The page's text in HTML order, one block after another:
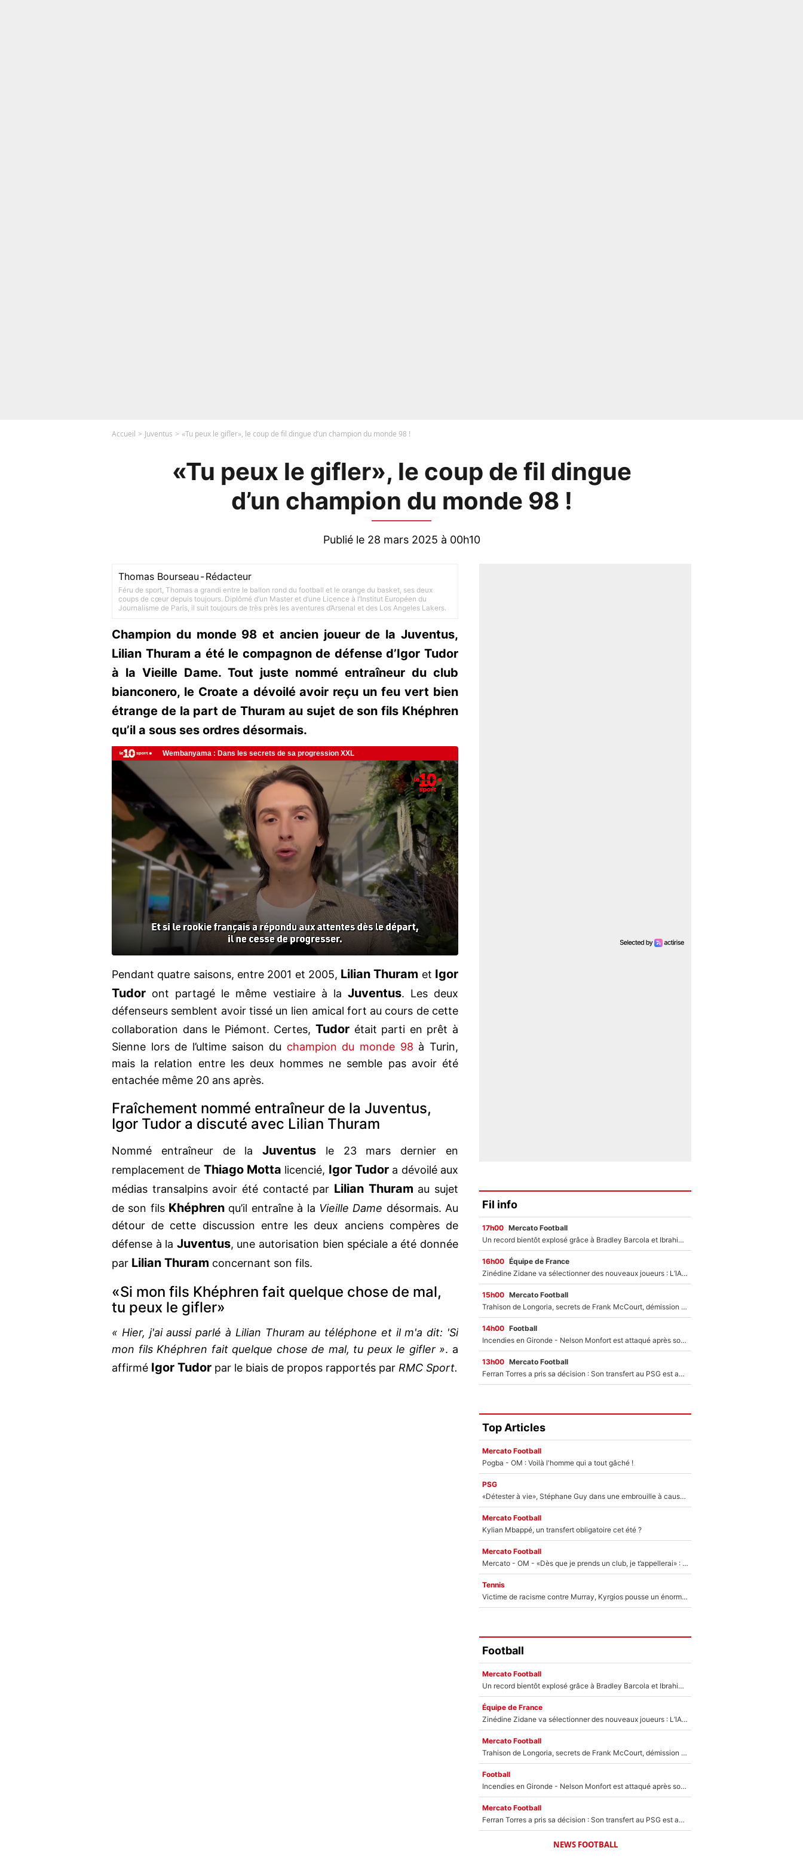
Accueil Juventus «Tu peux le gifler», le coup de fil dingue d’un champion du monde 98 !
«Tu peux le gifler», le coup de fil dingue
d’un champion du monde 98 !
Publié le 28 mars 2025 à 00h10
Thomas Bourseau -Rédacteur
Féru de sport, Thomas a grandi entre le ballon rond du football et le orange du basket, ses deux
coups de cœur depuis toujours. Diplômé d’un Master et d’une Licence à l’Institut Européen du
Journalisme de Paris, il suit toujours de très près les aventures d’Arsenal et des Los Angeles Lakers.
Champion du monde 98 et ancien joueur de la Juventus,
Lilian Thuram a été le compagnon de défense d’Igor Tudor
à la Vieille Dame. Tout juste nommé entraîneur du club
bianconero, le Croate a dévoilé avoir reçu un feu vert bien
étrange de la part de Thuram au sujet de son fils Khéphren
qu’il a sous ses ordres désormais.
Pendant quatre saisons, entre 2001 et 2005, Lilian Thuram et Igor
Tudor ont partagé le même vestiaire à la Juventus. Les deux
défenseurs semblent avoir tissé un lien amical fort au cours de cette
collaboration dans le Piémont. Certes, Tudor était parti en prêt à
Sienne lors de l’ultime saison du champion du monde 98 à Turin,
mais la relation entre les deux hommes ne semble pas avoir été
entachée même 20 ans après.
Fraîchement nommé entraîneur de la Juventus,
Igor Tudor a discuté avec Lilian Thuram
Nommé entraîneur de laJuventus
le 23 mars dernier en
remplacement de Thiago Motta licencié, Igor Tudor a dévoilé aux
médias transalpins avoir été contacté par Lilian Thuram au sujet
de son fils Khéphren qu’il entraîne à la Vieille Dame désormais. Au
détour de cette discussion entre les deux anciens compères de
défense à la Juventus, une autorisation bien spéciale a été donnée
par Lilian Thuram concernant son fils.
«Si mon fils Khéphren fait quelque chose de mal,
tu peux le gifler»
« Hier, j'ai aussi parlé à Lilian Thuram au téléphone et il m'a dit: 'Si
mon fils Khéphren fait quelque chose de mal, tu peux le gifler ». a
affirmé Igor Tudor par le biais de propos rapportés par RMC Sport.
Fil info
17h00 Mercato Football
Un record bientôt explosé grâce à Bradley Barcola et Ibrahim Mbaye : Le PSG sur le point de réaliser un mercato historique ?
16h00 Équipe de France
Zinédine Zidane va sélectionner des nouveaux joueurs : L’IA dévoile les 5 cracks qui pourraient rapidement le rejoindre en équipe de France !
15h00 Mercato Football
Trahison de Longoria, secrets de Frank McCourt, démission de Roberto De Zerbi : Medhi Benatia se lâche sur son départ de l'OM et fait d'importantes révélations
14h00 Football
Incendies en Gironde - Nelson Monfort est attaqué après son dérapage sur CNews : «Et lui, il prend combien pour parler dans un studio climatisé?»
13h00 Mercato Football
Ferran Torres a pris sa décision : Son transfert au PSG est annoncé en Espagne !
Top Articles
Mercato Football
Pogba - OM : Voilà l'homme qui a tout gâché !
PSG
«Détester à vie», Stéphane Guy dans une embrouille à cause du PSG !
Mercato Football
Kylian Mbappé, un transfert obligatoire cet été ?
Mercato Football
Mercato - OM - «Dès que je prends un club, je t’appellerai» : La promesse de Marcelino au moment de claquer la porte
Tennis
Victime de racisme contre Murray, Kyrgios pousse un énorme coup de gueule !
Football
Mercato Football
Un record bientôt explosé grâce à Bradley Barcola et Ibrahim Mbaye : Le PSG sur le point de réaliser un mercato historique ?
Équipe de France
Zinédine Zidane va sélectionner des nouveaux joueurs : L’IA dévoile les 5 cracks qui pourraient rapidement le rejoindre en équipe de France !
Mercato Football
Trahison de Longoria, secrets de Frank McCourt, démission de Roberto De Zerbi : Medhi Benatia se lâche sur son départ de l'OM et fait d'importantes révélations
Football
Incendies en Gironde - Nelson Monfort est attaqué après son dérapage sur CNews : «Et lui, il prend combien pour parler dans un studio climatisé?»
Mercato Football
Ferran Torres a pris sa décision : Son transfert au PSG est annoncé en Espagne !
NEWS FOOTBALL